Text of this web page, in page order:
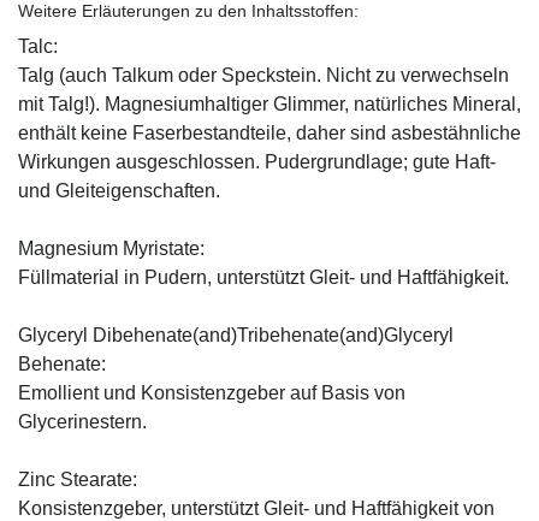
Weitere Erläuterungen zu den Inhaltsstoffen:
Talc:
Talg (auch Talkum oder Speckstein. Nicht zu verwechseln
mit Talg!). Magnesiumhaltiger Glimmer, natürliches Mineral,
enthält keine Faserbestandteile, daher sind asbestähnliche
Wirkungen ausgeschlossen. Pudergrundlage; gute Haft-
und Gleiteigenschaften.
Magnesium Myristate:
Füllmaterial in Pudern, unterstützt Gleit- und Haftfähigkeit.
Glyceryl Dibehenate(and)Tribehenate(and)Glyceryl
Behenate:
Emollient und Konsistenzgeber auf Basis von
Glycerinestern.
Zinc Stearate:
Konsistenzgeber, unterstützt Gleit- und Haftfähigkeit von